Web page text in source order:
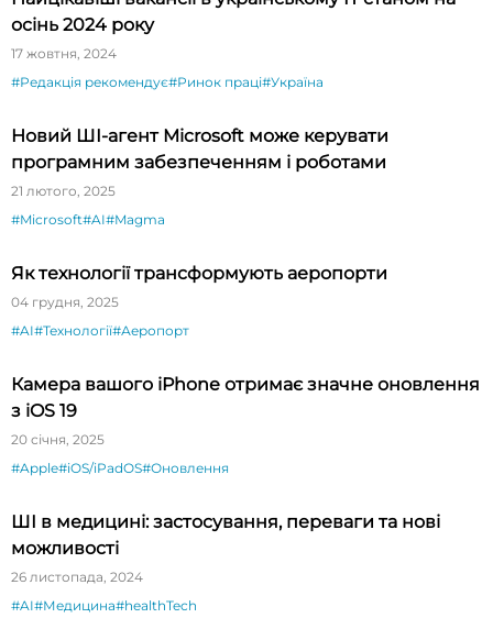
осінь 2024 року
17 жовтня, 2024
#Редакція рекомендує#Ринок праці#Україна
Новий ШІ-агент Microsoft може керувати
програмним забезпеченням і роботами
21 лютого, 2025
#Microsoft#AI#Magma
Як технології трансформують аеропорти
04 грудня, 2025
#AI#Технології#Аеропорт
Камера вашого iPhone отримає значне оновлення
з iOS 19
20 січня, 2025
#Apple#iOS/iPadOS#Оновлення
ШІ в медицині: застосування, переваги та нові
можливості
26 листопада, 2024
#AI#Медицина#healthTech